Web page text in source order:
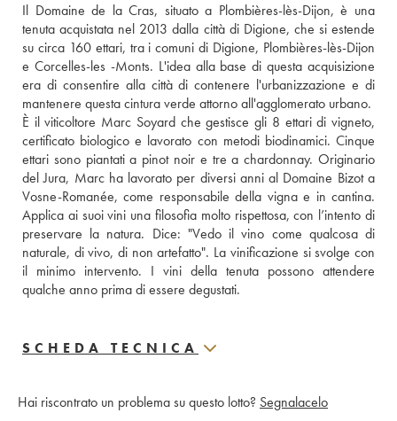
Il Domaine de la Cras, situato a Plombières-lès-Dijon, è una
tenuta acquistata nel 2013 dalla città di Digione, che si estende
su circa 160 ettari, tra i comuni di Digione, Plombières-lès-Dijon
e Corcelles-les -Monts. L'idea alla base di questa acquisizione
era di consentire alla città di contenere l'urbanizzazione e di
mantenere questa cintura verde attorno all'agglomerato urbano.
È il viticoltore Marc Soyard che gestisce gli 8 ettari di vigneto,
certificato biologico e lavorato con metodi biodinamici. Cinque
ettari sono piantati a pinot noir e tre a chardonnay. Originario
del Jura, Marc ha lavorato per diversi anni al Domaine Bizot a
Vosne-Romanée, come responsabile della vigna e in cantina.
Applica ai suoi vini una filosofia molto rispettosa, con l’intento di
preservare la natura. Dice: "Vedo il vino come qualcosa di
naturale, di vivo, di non artefatto". La vinificazione si svolge con
il minimo intervento. I vini della tenuta possono attendere
qualche anno prima di essere degustati.
SCHEDA TECNICA
Hai riscontrato un problema su questo lotto? Segnalacelo